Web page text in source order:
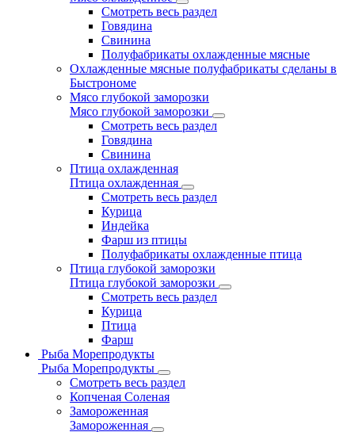
Смотреть весь раздел
Говядина
Свинина
Полуфабрикаты охлажденные мясные
Охлажденные мясные полуфабрикаты сделаны в
Быстрономе
Мясо глубокой заморозки
Мясо глубокой заморозки
Смотреть весь раздел
Говядина
Свинина
Птица охлажденная
Птица охлажденная
Смотреть весь раздел
Курица
Индейка
Фарш из птицы
Полуфабрикаты охлажденные птица
Птица глубокой заморозки
Птица глубокой заморозки
Смотреть весь раздел
Курица
Птица
Фарш
Рыба Морепродукты
Рыба Морепродукты
Смотреть весь раздел
Копченая Соленая
Замороженная
Замороженная